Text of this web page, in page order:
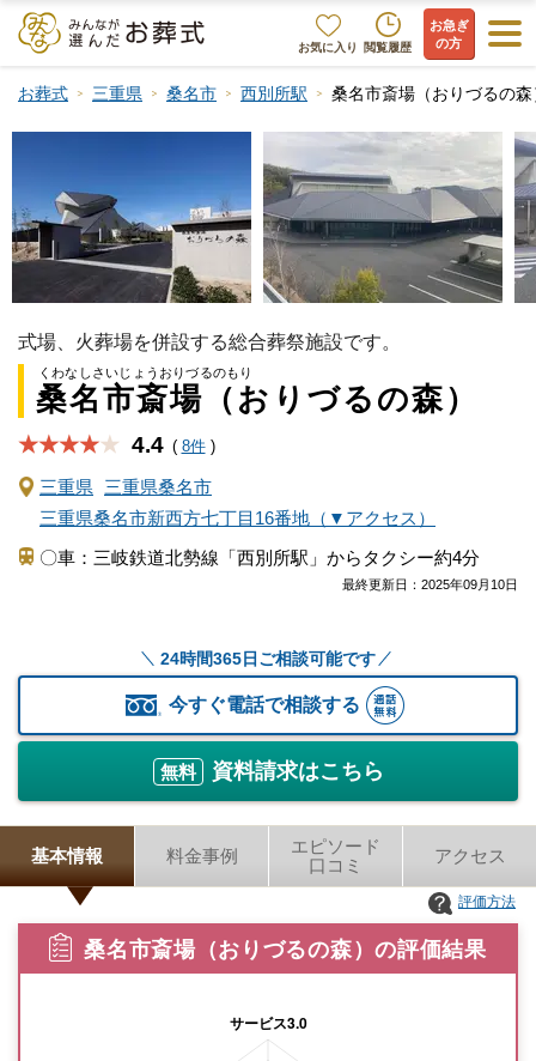
お気に入り 閲覧履歴
お急ぎ
の方
お葬式 三重県 桑名市 西別所駅 桑名市斎場（おりづるの森
式場、火葬場を併設する総合葬祭施設です。
くわなしさいじょうおりづるのもり
桑名市斎場（おりづるの森）
★★★★ 4.4 ( 8件)
三重県
三重県桑名市
三重県桑名市新西方七丁目16番地（▼アクセス）
〇車：三岐鉄道北勢線「西別所駅」からタクシー約4分
最終更新日： 2025年09月10日
24時間365日ご相談可能です
今すぐ電話で相談する
無料 資料請求はこちら
基本情報 料金事例
エピソード
口コミ
アクセス
桑名市斎場（おりづるの森）の評価結果
評価方法